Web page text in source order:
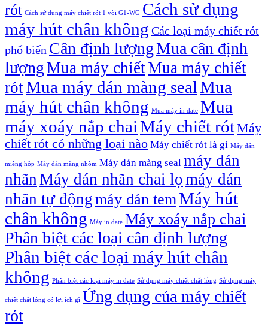
rót Cách sử dụng máy chiết rót 1 vòi G1-WG Cách sử dụng
máy hút chân không Các loại máy chiết rót
phổ biến Cân định lượngMua cân định
lượngMua máy chiếtMua máy chiết
rótMua máy dán màng sealMua
máy hút chân không Mua máy in date Mua
máy xoáy nắp chaiMáy chiết rótMáy
chiết rót có những loại nào Máy chiết rót là gì Máy dán
miệng hộp Máy dán màng nhôm Máy dán màng seal máy dán
nhãnMáy dán nhãn chai lọmáy dán
nhãn tự độngmáy dán temMáy hút
chân không Máy in date Máy xoáy nắp chai
Phân biệt các loại cân định lượng
Phân biệt các loại máy hút chân
không Phân biệt các loại máy in date Sử dụng máy chiết chất lỏng Sử dụng máy
chiết chất lỏng có lợi ích gì Ứng dụng của máy chiết
rót